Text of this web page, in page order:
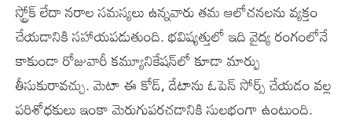
స్ట్రోక్‌ లేదా నరాల సమస్యలు ఉన్నవారు తమ ఆలోచనలను వ్యక్తం
చేయడానికి సహాయపడుతుంది. భవిష్యత్తులో ఇది వైద్య రంగంలోనే
కాకుండా రోజువారీ కమ్యూనికేషన్‌లో కూడా మార్పు
తీసుకురావచ్చు. మెటా ఈ కోడ్, డేటాను ఓపెన్‌ సోర్స్‌ చేయడం వల్ల
పరిశోధకులు ఇంకా మెరుగుపరచడానికి సులభంగా ఉంటుంది.